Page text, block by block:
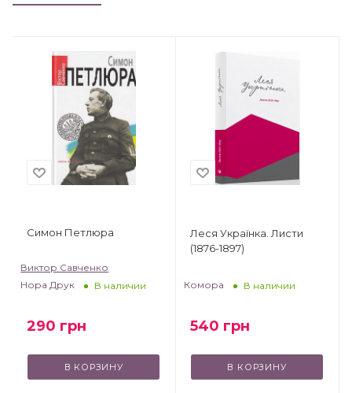
Симон Петлюра
Виктор Савченко
Нора Друк
В наличии
290 грн
В КОРЗИНУ
Леся Українка. Листи
(1876-1897)
Комора В наличии
540 грн
В КОРЗИНУ